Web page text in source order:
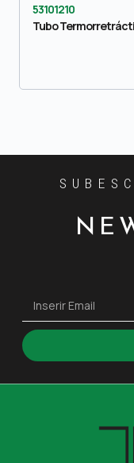
53101210
Tubo